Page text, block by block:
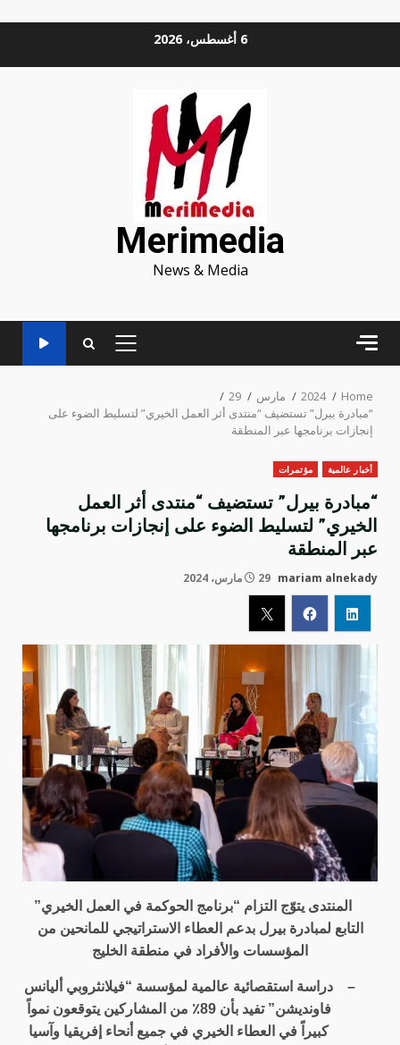
6 أغسطس، 2026
Merimedia
News & Media
PRIMARY
Home
2024 مارس
29
“مبادرة بيرل” تستضيف “منتدى أثر العمل الخيري” لتسليط الضوء على
إنجازات برنامجها عبر المنطقة
أخبار عالمية مؤتمرات
“مبادرة بيرل” تستضيف “منتدى أثر العمل
الخيري” لتسليط الضوء على إنجازات برنامجها
عبر المنطقة
mariam alnekady 29 مارس، 2024
المنتدى يتوّج التزام “برنامج الحوكمة في العمل الخيري”
التابع لمبادرة بيرل بدعم العطاء الاستراتيجي للمانحين من
المؤسسات والأفراد في منطقة الخليج
– دراسة استقصائية عالمية لمؤسسة “فيلانثروبي أليانس
فاونديشن” تفيد بأن 89٪ من المشاركين يتوقعون نمواً
كبيراً في العطاء الخيري في جميع أنحاء إفريقيا وآسيا